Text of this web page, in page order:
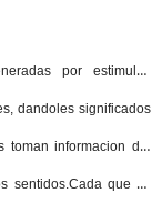
por estimulos
dandoles significados
toman informacion del
sentidos.Cada que se